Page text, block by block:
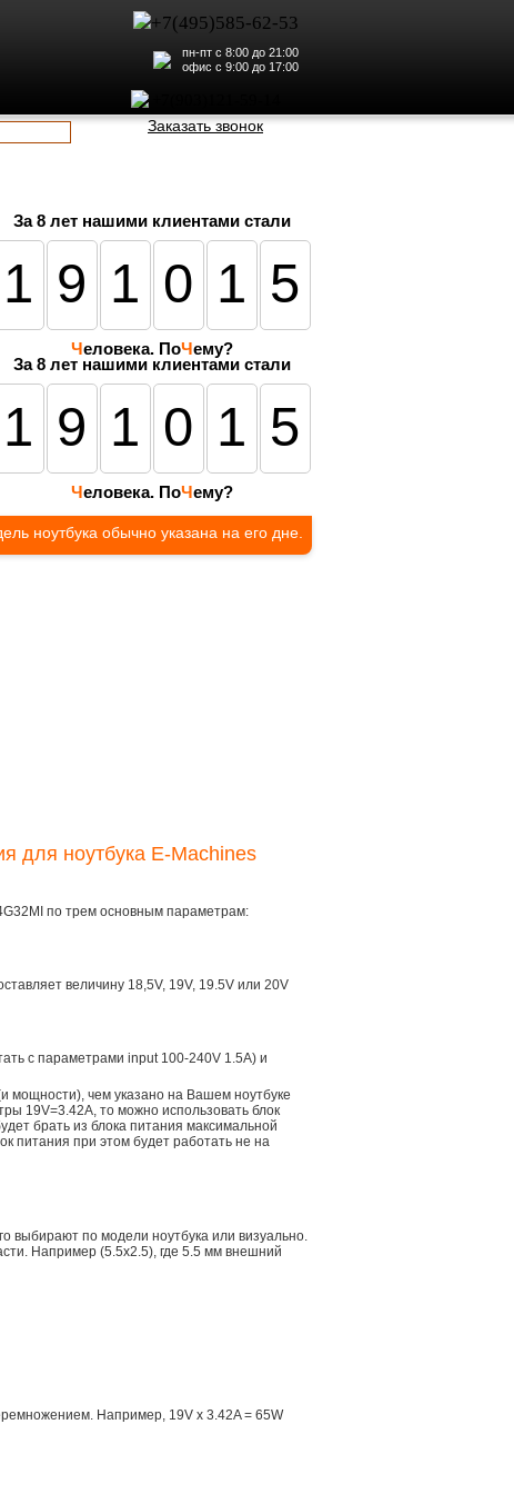
+7(495)585-62-53
пн-пт с 8:00 до 21:00
офис с 9:00 до 17:00
Заказать звонок
За8 лет нашими клиентами стали
191015
Человека. ПоЧему?
За 8 лет нашими клиентами стали
191015
Человека. ПоЧему?
ноутбука обычно указана на его дне.
для ноутбука E-Machines
по трем основным параметрам:
величину 18,5V, 19V, 19.5V или 20V
с параметрами input 100-240V 1.5A) и
мощности), чем указано на Вашем ноутбуке
19V=3.42A, то можно использовать блок
брать из блока питания максимальной
питания при этом будет работать не на
выбирают по модели ноутбука или визуально.
Например (5.5x2.5), где 5.5 мм внешний
Например, 19V x 3.42A = 65W